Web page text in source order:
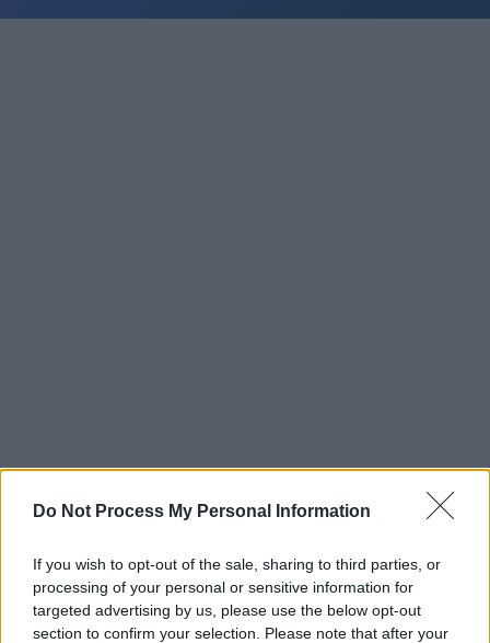
Do Not Process My Personal Information
If you wish to opt-out of the sale, sharing to third parties, or
processing of your personal or sensitive information for
targeted advertising by us, please use the below opt-out
section to confirm your selection. Please note that after your